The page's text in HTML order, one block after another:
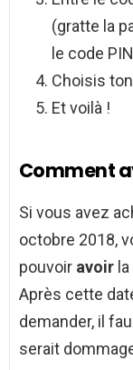
(gratte la
le code
Choisis
Et voilà !
Comment
Si vous avez
octobre 2018,
pouvoir avoir la
Après cette
demander, il
serait